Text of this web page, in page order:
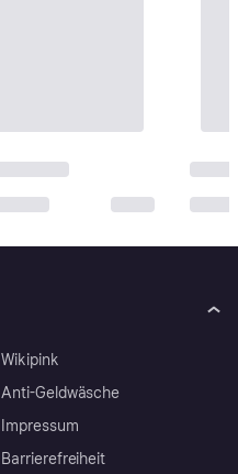
Wikipink
Anti-Geldwäsche
Impressum
Barrierefreiheit